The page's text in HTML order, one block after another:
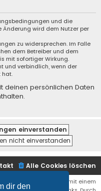
dir den
und die
Änderung wird dem Nutzer per
zu widersprechen. Im Falle
dem Betreiber und dem
mit sofortiger Wirkung.
und verbindlich, wenn der
hat.
deinen persönlichen Daten
Alle Cookies löschen
...) und Links, die mit einem